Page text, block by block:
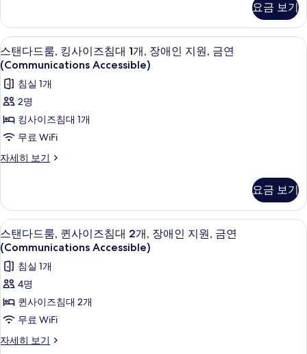
즈
침
대
1
개
사
진
모
두
룸,
킹
사
이
즈
침
대
개
자
히
요금 보기
스
탠
다
드
룸,
킹
사
침
대
1
개,
장
애
인
지
원,
저자극성 침구, 오리/거위털 이불, 책
4
스탠다드룸, 킹사이즈침대 1개, 장애인 지원, 금연
(Communications Accessible)
침실 1개
2명
킹사이즈침대 1개
무료 WiFi
자세히 보기
스
룸,
킹
사
이
즈
침
대
개,
장
인
요금 보기
스
탠
다
드
룸,
퀸
사
저자극성 침구, 오리/거위털 이불, 책
4
스탠다드룸, 퀸사이즈침대 2개, 장애인 지원, 금연
(Communications Accessible)
침실 1개
4명
퀸사이즈침대 2개
무료 WiFi
자세히 보기
스